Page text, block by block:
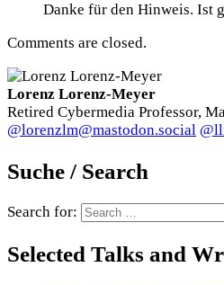
Danke für den Hinweis. Ist
Comments are closed.
Lorenz Lorenz-Meyer
Retired Cybermedia Professor,
@lorenzlm@mastodon.social
Suche / Search
Search for:
Selected Talks and